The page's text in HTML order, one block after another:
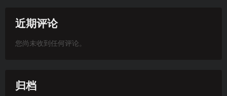
近期评论
您尚未收到任何评论。
归档